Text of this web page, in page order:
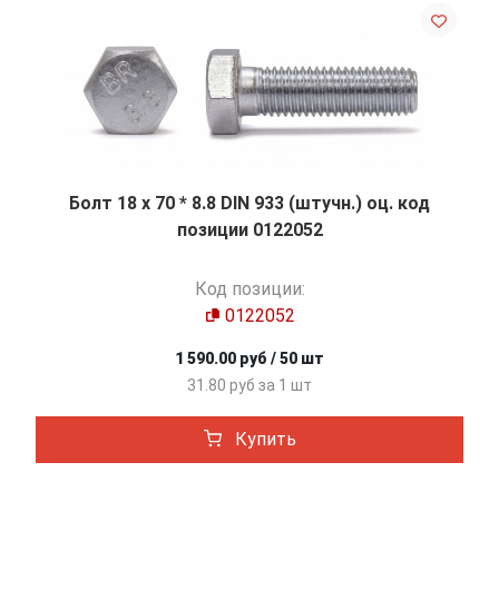
Болт 18 х 70 * 8.8 DIN 933 (штучн.) оц. код
позиции 0122052
Код позиции:
0122052
1 590.00 руб / 50 шт
31.80 руб за 1 шт
Купить